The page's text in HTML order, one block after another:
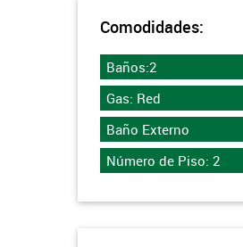
Comodidades:
Baños:2
Gas: Red
Baño Externo
Número de Piso: 2